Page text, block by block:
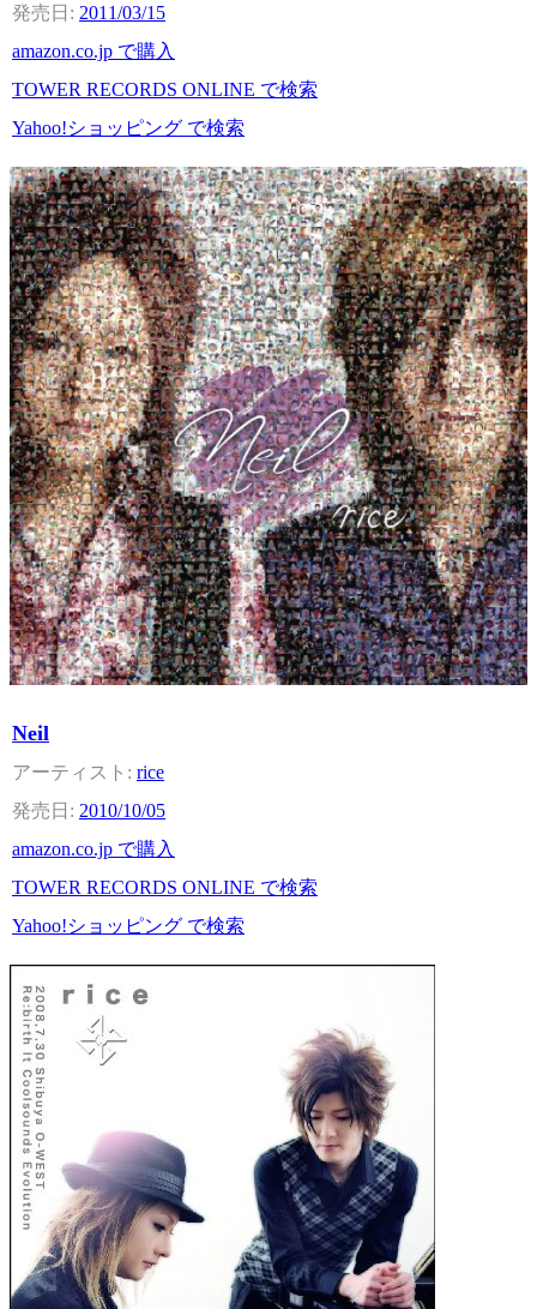
2011/03/15
amazon.co.jp で購入
TOWER RECORDS ONLINE で検索
Yahoo!ショッピング で検索
Neil
rice
2010/10/05
amazon.co.jp で購入
TOWER RECORDS ONLINE で検索
Yahoo!ショッピング で検索